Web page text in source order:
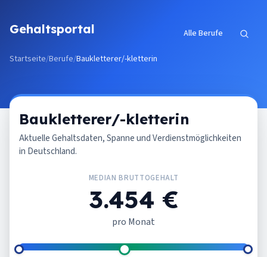
Gehaltsportal Alle Berufe
Startseite/Berufe/Baukletterer/-kletterin
Baukletterer/-kletterin
Aktuelle Gehaltsdaten, Spanne und Verdienstmöglichkeiten
in Deutschland.
MEDIAN BRUTTOGEHALT
3.454 €
pro Monat